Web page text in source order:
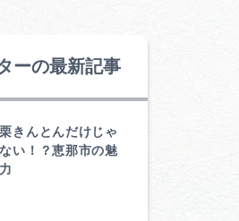
ーの最新記事
栗きんとんだけじゃ
ない！？恵那市の魅
力